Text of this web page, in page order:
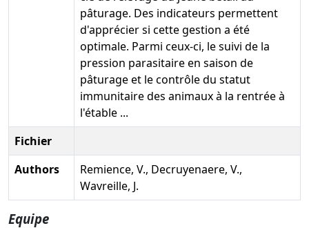
pâturage. Des indicateurs permettent
d'apprécier si cette gestion a été
optimale. Parmi ceux-ci, le suivi de la
pression parasitaire en saison de
pâturage et le contrôle du statut
immunitaire des animaux à la rentrée à
l'étable ...
Fichier
Authors
Remience, V., Decruyenaere, V.,
Wavreille, J.
Equipe